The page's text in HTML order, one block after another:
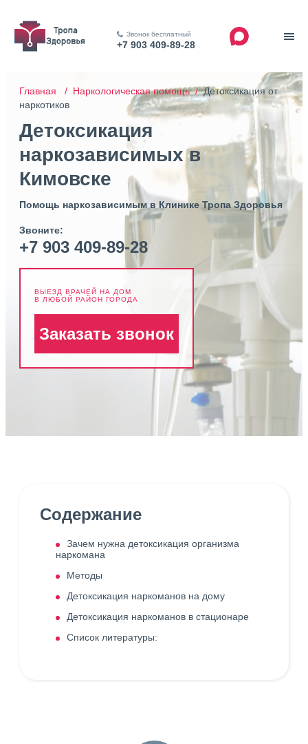
Звонок бесплатный
+7 903 409-89-28
Главная / Наркологическая помощь /Детоксикация от
наркотиков
Детоксикация
наркозависимых в
Кимовске
Помощь наркозависимым в Клинике Тропа Здоровья
Звоните:
+7 903 409-89-28
ВЫЕЗД ВРАЧЕЙ НА ДОМ
В ЛЮБОЙ РАЙОН ГОРОДА
Заказать звонок
Содержание
Зачем нужна детоксикация организма
наркомана
Методы
Детоксикация наркоманов на дому
Детоксикация наркоманов в стационаре
Список литературы: